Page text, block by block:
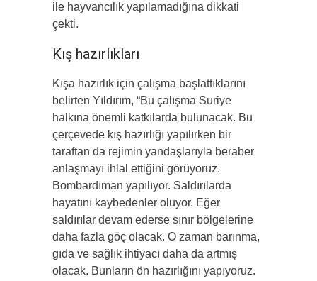
ile hayvancılık yapılamadığına dikkati
çekti.
Kış hazırlıkları
Kışa hazırlık için çalışma başlattıklarını
belirten Yıldırım, “Bu çalışma Suriye
halkına önemli katkılarda bulunacak. Bu
çerçevede kış hazırlığı yapılırken bir
taraftan da rejimin yandaşlarıyla beraber
anlaşmayı ihlal ettiğini görüyoruz.
Bombardıman yapılıyor. Saldırılarda
hayatını kaybedenler oluyor. Eğer
saldırılar devam ederse sınır bölgelerine
daha fazla göç olacak. O zaman barınma,
gıda ve sağlık ihtiyacı daha da artmış
olacak. Bunların ön hazırlığını yapıyoruz.